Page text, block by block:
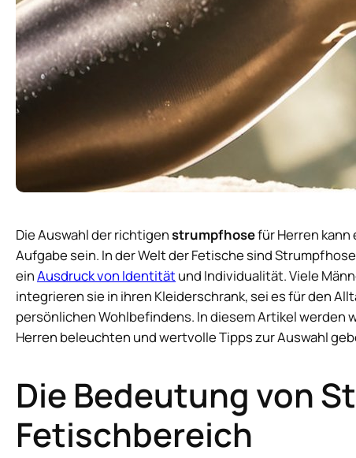
Die Auswahl der richtigenstrumpfhosefür Herren
Aufgabe sein. In der Welt der Fetische sind
einAusdruck von Identitätund Individualität. Viele
integrieren sie in ihren Kleiderschrank, sei es für den
persönlichen Wohlbefindens. In diesem Artikel
Herren beleuchten und wertvolle Tipps zur Auswahl
Die Bedeutung von
Fetischbereich